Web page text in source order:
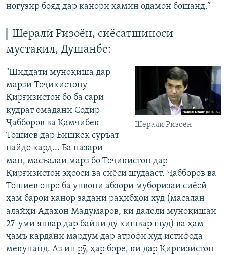
ногузир бояд дар канори ҳамин одамон бошанд.”
Шералӣ Ризоён, сиёсатшиноси
мустақил, Душанбе:
Шералӣ Ризоён
"Шиддати муноқиша дар
марзи Тоҷикистону
Қирғизистон бо ба сари
қудрат омадани Содир
Ҷабборов ва Қамчибек
Тошиев дар Бишкек суръат
пайдо кард... Ба назари
ман, масъалаи марз бо Тоҷикистон дар
Қирғизистон эҳсосӣ ва сиёсӣ шудааст. Ҷабборов ва
Тошиев онро ба унвони абзори муборизаи сиёсӣ
ҳам барои канор задани рақибҳои худ (масалан
алайҳи Адахон Мадумаров, ки далели муноқишаи
27-уми январ дар байни ду кишвар шуд) ва ҳам
ҷамъ кардани мардум дар атрофи худ истифода
мекунанд. Аз ин рӯ, ҳар боре, ки дар Қирғизистон